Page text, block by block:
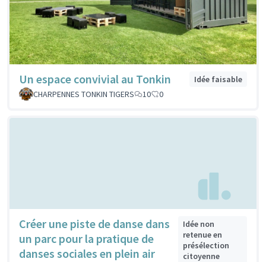
Un espace convivial au Tonkin
Idée faisable
CHARPENNES TONKIN TIGERS
10 0
Créer une piste de danse dans
un parc pour la pratique de
danses sociales en plein air
Idée non
retenue en
présélection
citoyenne